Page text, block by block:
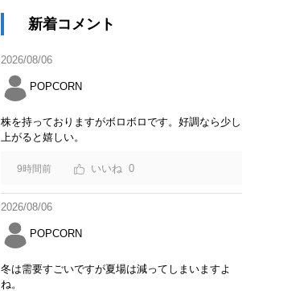
新着コメント
2026/08/06
POPCORN
株を持っておりますがボロボロです。好調なら少し
上がると嬉しい。
9時間前 0
2026/08/06
POPCORN
冬は需要すごいですが夏場は減ってしまいますよ
ね。